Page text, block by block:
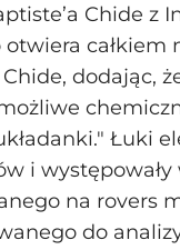
Chide z
otwiera
dodając,
Łuki
i występowały
na rovers
do